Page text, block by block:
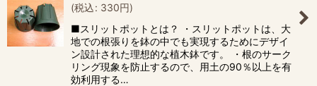
(税込: 330円)
■スリットポットとは？ ・スリットポットは、大
地での根張りを鉢の中でも実現するためにデザイ
ン設計された理想的な植木鉢です。 ・根のサーク
リング現象を防止するので、用土の90％以上を有
効利用する…